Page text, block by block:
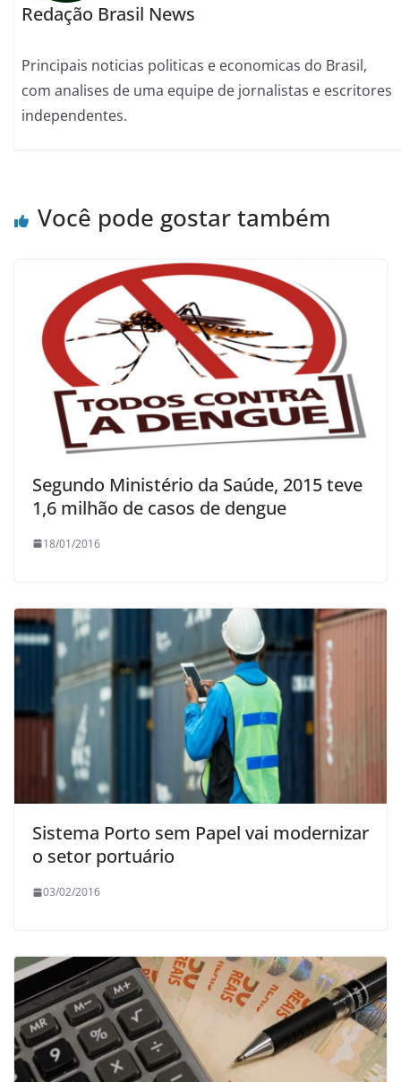
Redação Brasil News
Principais noticias politicas e economicas do Brasil,
com analises de uma equipe de jornalistas e escritores
independentes.
Você pode gostar também
Segundo Ministério da Saúde, 2015 teve
1,6 milhão de casos de dengue
18/01/2016
Sistema Porto sem Papel vai modernizar
o setor portuário
03/02/2016